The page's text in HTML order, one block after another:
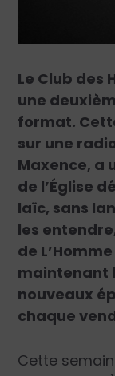
Le Club des
une
format.
sur une
Maxence, a
de l’Église
laïc, sans
les
de
maintenant
nouveaux
chaque
Cette